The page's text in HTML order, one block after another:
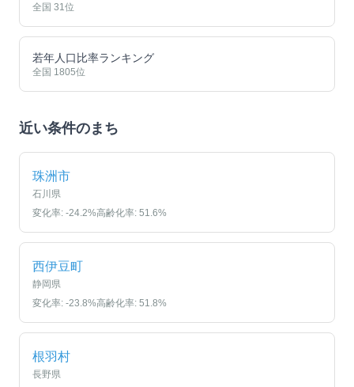
全国 31位
若年人口比率ランキング
全国 1805位
近い条件のまち
珠洲市
石川県
変化率: -24.2%高齢化率: 51.6%
西伊豆町
静岡県
変化率: -23.8%高齢化率: 51.8%
根羽村
長野県